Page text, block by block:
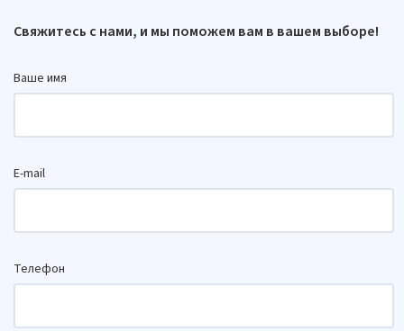
Свяжитесь с нами, и мы поможем вам в вашем выборе!
Ваше имя
E-mail
Телефон